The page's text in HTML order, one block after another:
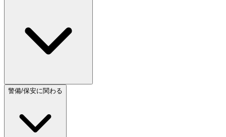
警備/保安に関わる